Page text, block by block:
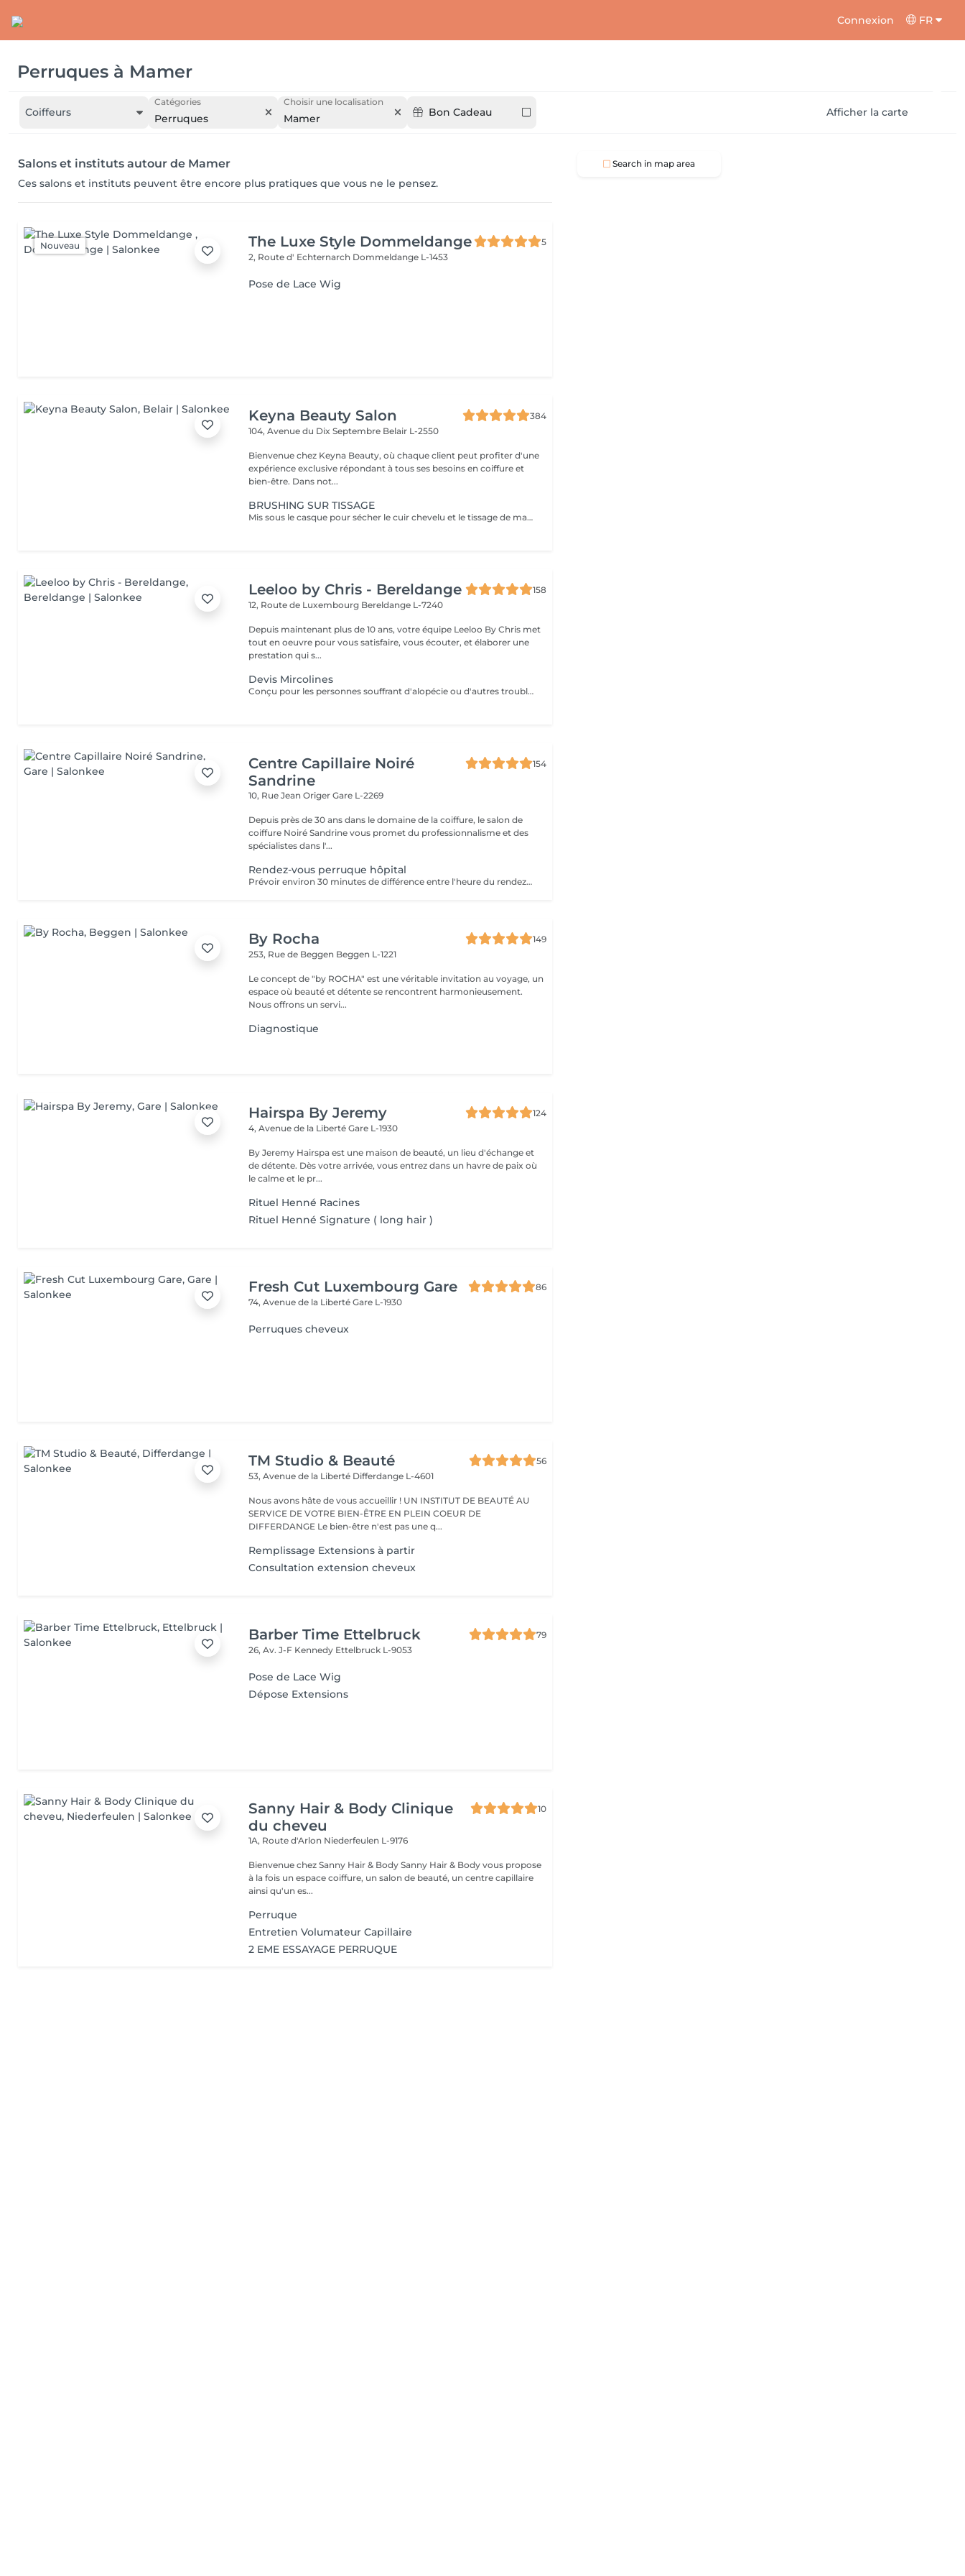
Connexion FR
Perruques à Mamer
Coiffeurs
Catégories
Perruques
Choisir une localisation
Mamer Bon Cadeau Afficher la carte
Salons et instituts autour de Mamer
Ces salons et instituts peuvent être encore plus pratiques que vous ne le pensez.
Nouveau The Luxe Style Dommeldange
5
2, Route d' Echternarch Dommeldange L-1453
Pose de Lace Wig
Keyna Beauty Salon
384
104, Avenue du Dix Septembre Belair L-2550
Bienvenue chez Keyna Beauty, où chaque client peut profiter d'une
expérience exclusive répondant à tous ses besoins en coiffure et
bien-être. Dans not...
BRUSHING SUR TISSAGE
Mis sous le casque pour sécher le cuir chevelu et le tissage de manière efficace et confortable. Un diagnostic sur mesure + shampooing nourrissant, masque hydratant ,coiffage sérum et fixation finale. Important: cheveux sans tresse ni noeuds à l'arrivée; tout noeuds ou tressage entraîne l'annulation et 50% de la prestation est retenu. Toute arrivée retardée de 15-30 minutes ou plus entraînera l'annulation automatique du rendez-vous.
Leeloo by Chris - Bereldange
158
12, Route de Luxembourg Bereldange L-7240
Depuis maintenant plus de 10 ans, votre équipe Leeloo By Chris met
tout en oeuvre pour vous satisfaire, vous écouter, et élaborer une
prestation qui s...
Devis Mircolines
Conçu pour les personnes souffrant d'alopécie ou d'autres troubles capillaires génétiques, le système Microlines est un nouveau système révolutionnaire conçu pour vous donner les résultats que vous souhaitez Le Microlines dure plus de 2 ans et redonne de la longueur et du volume à vos cheveux pour que vous puissiez retrouver confiance en vous et changer votre vie C'est un système d'extension de cheveux avec un ruban invisible qui vous donnera la longueur et le volume dont vos cheveux ont besoin pour être beaux. Le Microlines est un correcteur anti-chute révolutionnaire, offrant les meilleurs résultats sur le marché
Centre Capillaire Noiré
Sandrine
154
10, Rue Jean OrigerGare L-2269
Depuis près de 30 ans dans le domaine de la coiffure, le salon de
coiffure Noiré Sandrine vous promet du professionnalisme et des
spécialistes dans l'...
Rendez-vous perruque hôpital
Prévoir environ 30 minutes de différence entre l'heure du rendez-vous sur le planning et l'arrivée à l'hôpital (le temps nécessaire pour faire le déplacement)
By Rocha
149
253, Rue de Beggen Beggen L-1221
Le concept de "by ROCHA" est une véritable invitation au voyage, un
espace où beauté et détente se rencontrent harmonieusement.
Nous offrons un servi...
Diagnostique
Hairspa By Jeremy
124
4, Avenue de la LibertéGare L-1930
By Jeremy Hairspa est une maison de beauté, un lieu d'échange et
de détente. Dès votre arrivée, vous entrez dans un havre de paix où
le calme et le pr...
Rituel Henné Racines
Rituel Henné Signature ( long hair )
Fresh Cut Luxembourg Gare
86
74, Avenue de la LibertéGare L-1930
Perruques cheveux
TM Studio & Beauté
56
53, Avenue de la Liberté Differdange L-4601
Nous avons hâte de vous accueillir ! UN INSTITUT DE BEAUTÉ AU
SERVICE DE VOTRE BIEN-ÊTRE EN PLEIN COEUR DE
DIFFERDANGE Le bien-être n'est pas une q...
Remplissage Extensions à partir
Consultation extension cheveux
Barber Time Ettelbruck
79
26, Av. J-F Kennedy Ettelbruck L-9053
Pose de Lace Wig
Dépose Extensions
Sanny Hair & Body Clinique
du cheveu
10
1A, Route d'Arlon Niederfeulen L-9176
Bienvenue chez Sanny Hair & Body Sanny Hair & Body vous propose
à la fois un espace coiffure, un salon de beauté, un centre capillaire
ainsi qu'un es...
Perruque
Entretien Volumateur Capillaire
2 EME ESSAYAGE PERRUQUE
Search in map area